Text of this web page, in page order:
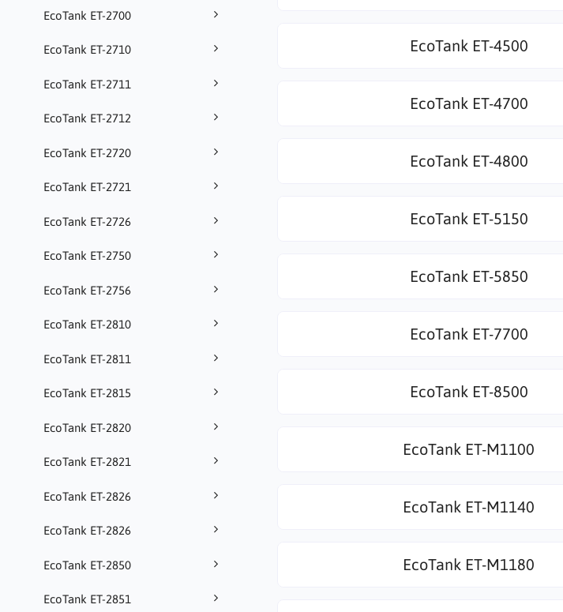
EcoTank ET-2700
EcoTank ET-2710
EcoTank ET-2711
EcoTank ET-2712
EcoTank ET-2720
EcoTank ET-2721
EcoTank ET-2726
EcoTank ET-2750
EcoTank ET-2756
EcoTank ET-2810
EcoTank ET-2811
EcoTank ET-2815
EcoTank ET-2820
EcoTank ET-2821
EcoTank ET-2826
EcoTank ET-2826
EcoTank ET-2850
EcoTank ET-2851
EcoTank ET-4500
EcoTank ET-4700
EcoTank ET-4800
EcoTank ET-5150
EcoTank ET-5850
EcoTank ET-7700
EcoTank ET-8500
EcoTank ET-M1100
EcoTank ET-M1140
EcoTank ET-M1180